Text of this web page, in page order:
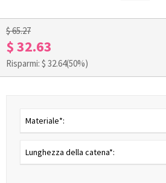
$ 65.27
$ 32.63
Risparmi: $ 32.64(50%)
Materiale*:
Lunghezza della catena*: